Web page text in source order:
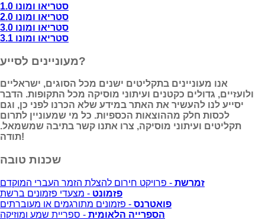
סטריאו ומונו 1.0
סטריאו ומונו 2.0
סטריאו ומונו 3.0
סטריאו ומונו 3.1
מעוניינים לסייע?
אנו מעוניינים בתקליטים ישנים מכל הסוגים, ישראליים
ולועזיים, גדולים כקטנים ועיתוני מוסיקה מכל התקופות. הדבר
יסייע לנו להעשיר את האתר במידע שלא הכרנו לפני כן, וגם
לכסות חלק מההוצאות הכספיות. כל מי שמעוניין לתרום
תקליטים ועיתוני מוסיקה, צרו אתנו קשר בתיבה שמשמאל.
תודה!
שכנות טובה
זמרשת - פרויקט חירום להצלת הזמר העברי המוקדם
פזמונט - מצעדי פזמונים ברשת
פואטרנס - פזמונים מתורגמים או מעוברתים
הספרייה הלאומית - ספריית שמע ומוזיקה